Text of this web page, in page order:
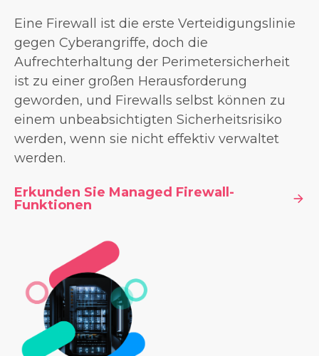
Eine Firewall ist die erste Verteidigungslinie
gegen Cyberangriffe, doch die
Aufrechterhaltung der Perimetersicherheit
ist zu einer großen Herausforderung
geworden, und Firewalls selbst können zu
einem unbeabsichtigten Sicherheitsrisiko
werden, wenn sie nicht effektiv verwaltet
werden.
Erkunden Sie Managed Firewall-
Funktionen